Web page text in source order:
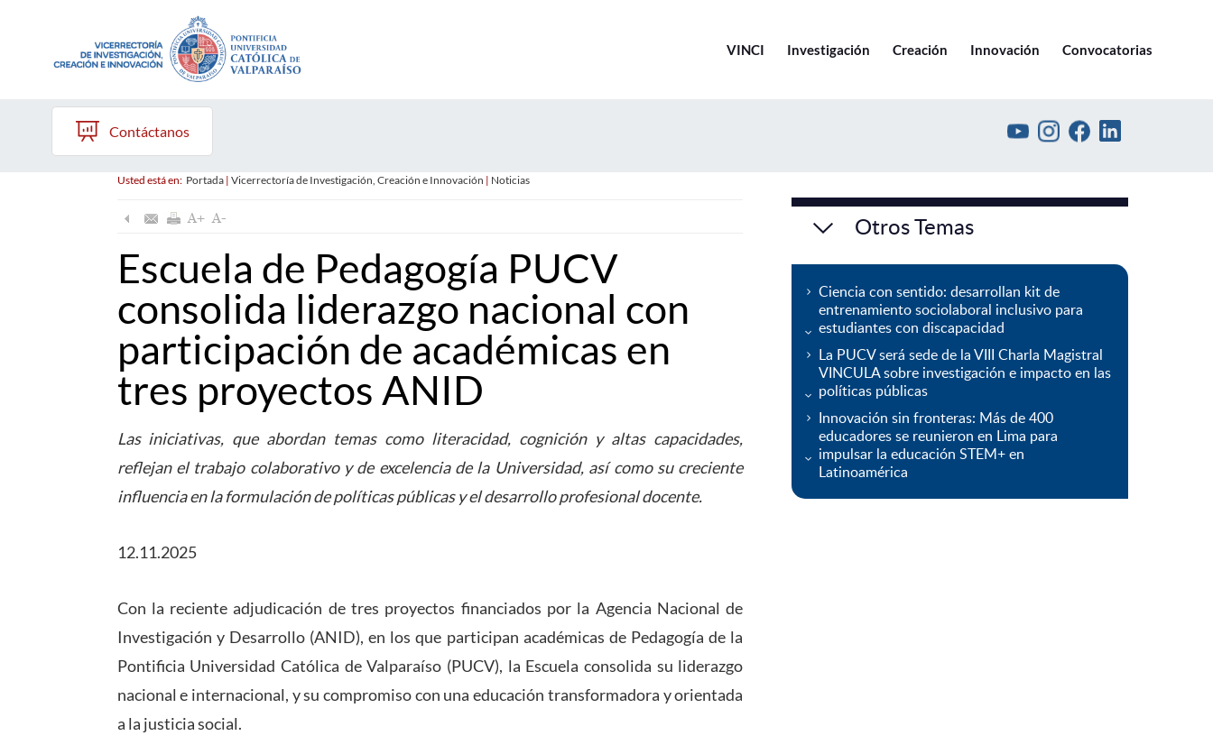
VINCI Investigación Creación Innovación Convocatorias
Contáctanos
Usted está en: Portada| Vicerrectoría de Investigación, Creación e Innovación | Noticias
Escuela de Pedagogía PUCV
consolida liderazgo nacional con
participación de académicas en
tres proyectos ANID
Las iniciativas, que abordan temas como literacidad, cognición y altas capacidades,
reflejan el trabajo colaborativo y de excelencia de la Universidad, así como su creciente
influencia en la formulación de políticas públicas y el desarrollo profesional docente.
12.11.2025
Con la reciente adjudicación de tres proyectos financiados por la Agencia Nacional de
Investigación y Desarrollo (ANID), en los que participan académicas de Pedagogía de la
Pontificia Universidad Católica de Valparaíso (PUCV), la Escuela consolida su liderazgo
nacional e internacional, y su compromiso con una educación transformadora y orientada
a la justicia social.
Otros Temas
Ciencia con sentido: desarrollan kit de
entrenamiento sociolaboral inclusivo para
estudiantes con discapacidad
La PUCV será sede de la VIII Charla Magistral
VINCULA sobre investigación e impacto en las
políticas públicas
Innovación sin fronteras: Más de 400
educadores se reunieron en Lima para
impulsar la educación STEM+ en
Latinoamérica